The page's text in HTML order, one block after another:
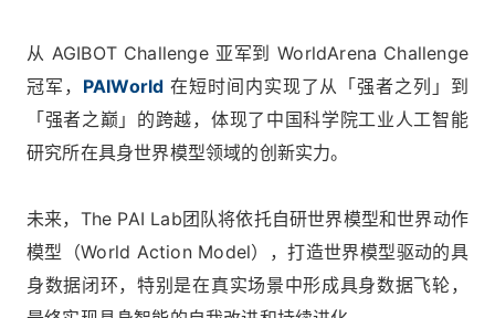
从 AGIBOT Challenge 亚军到 WorldArena Challenge
冠军， PAIWorld 在短时间内实现了从「强者之列」到
「强者之巅」的跨越，体现了中国科学院工业人工智能
研究所在具身世界模型领域的创新实力。
未来，The PAI Lab团队将依托自研世界模型和世界动作
模型（World Action Model），打造世界模型驱动的具
身数据闭环，特别是在真实场景中形成具身数据飞轮，